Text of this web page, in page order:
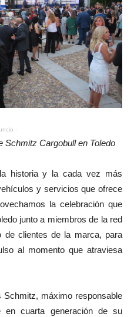
-
Schmitz Cargobull en Toledo
historia y la cada vez más
y servicios que ofrece
la celebración que
junto a miembros de la red
de clientes de la marca, para
al momento que atraviesa
Schmitz, máximo responsable
cuarta generación de su